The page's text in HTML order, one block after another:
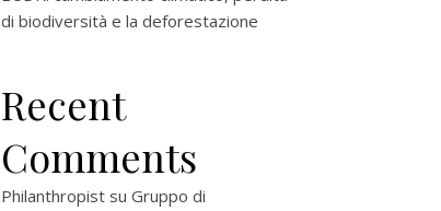
di biodiversità e la deforestazione
Recent
Comments
Philanthropist su Gruppo di